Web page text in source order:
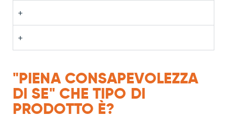
+
+
"PIENA CONSAPEVOLEZZA
DI SE" CHE TIPO DI
PRODOTTO È?